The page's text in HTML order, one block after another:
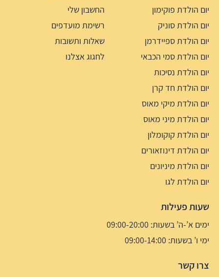
יום הולדת פוקימון
יום הולדת סוניק
יום הולדת ספיידרמן
יום הולדת סמי הכבאי
יום הולדת נסיכות
יום הולדת חד קרן
יום הולדת מיקי מאוס
יום הולדת מיני מאוס
יום הולדת קוקומלון
יום הולדת דינוזאורים
יום הולדת מיניונים
יום הולדת לגו
החשבון שלי
רשימת מועדפים
שאלות ותשובות
לחגוג אצלנו
שעות פעילות
ימים א’-ה’ בשעות: 09:00-20:00
ימי ו’ בשעות: 09:00-14:00
צרו קשר